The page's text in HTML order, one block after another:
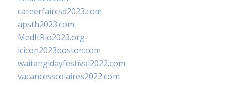
careerfaircsd2023.com
apsth2023.com
MedItRio2023.org
lcicon2023boston.com
waitangidayfestival2022.com
vacancesscolaires2022.com